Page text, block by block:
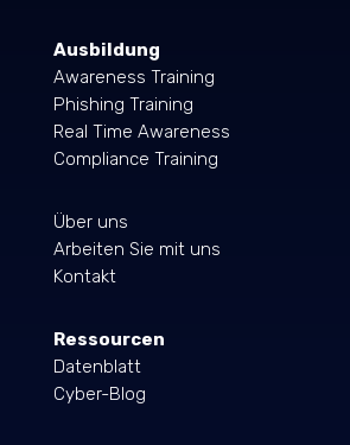
Ausbildung
Awareness Training
Phishing Training
Real Time Awareness
Compliance Training
Über uns
Arbeiten Sie mit uns
Kontakt
Ressourcen
Datenblatt
Cyber-Blog